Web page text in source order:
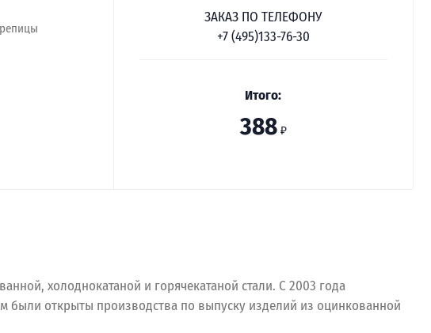
ЗАКАЗ ПО ТЕЛЕФОНУ
+7 (495)133-76-30
Итого:
388 ₽
холоднокатаной и горячекатаной стали. С 2003 года
были открыты производства по выпуску изделий из оцинкованной